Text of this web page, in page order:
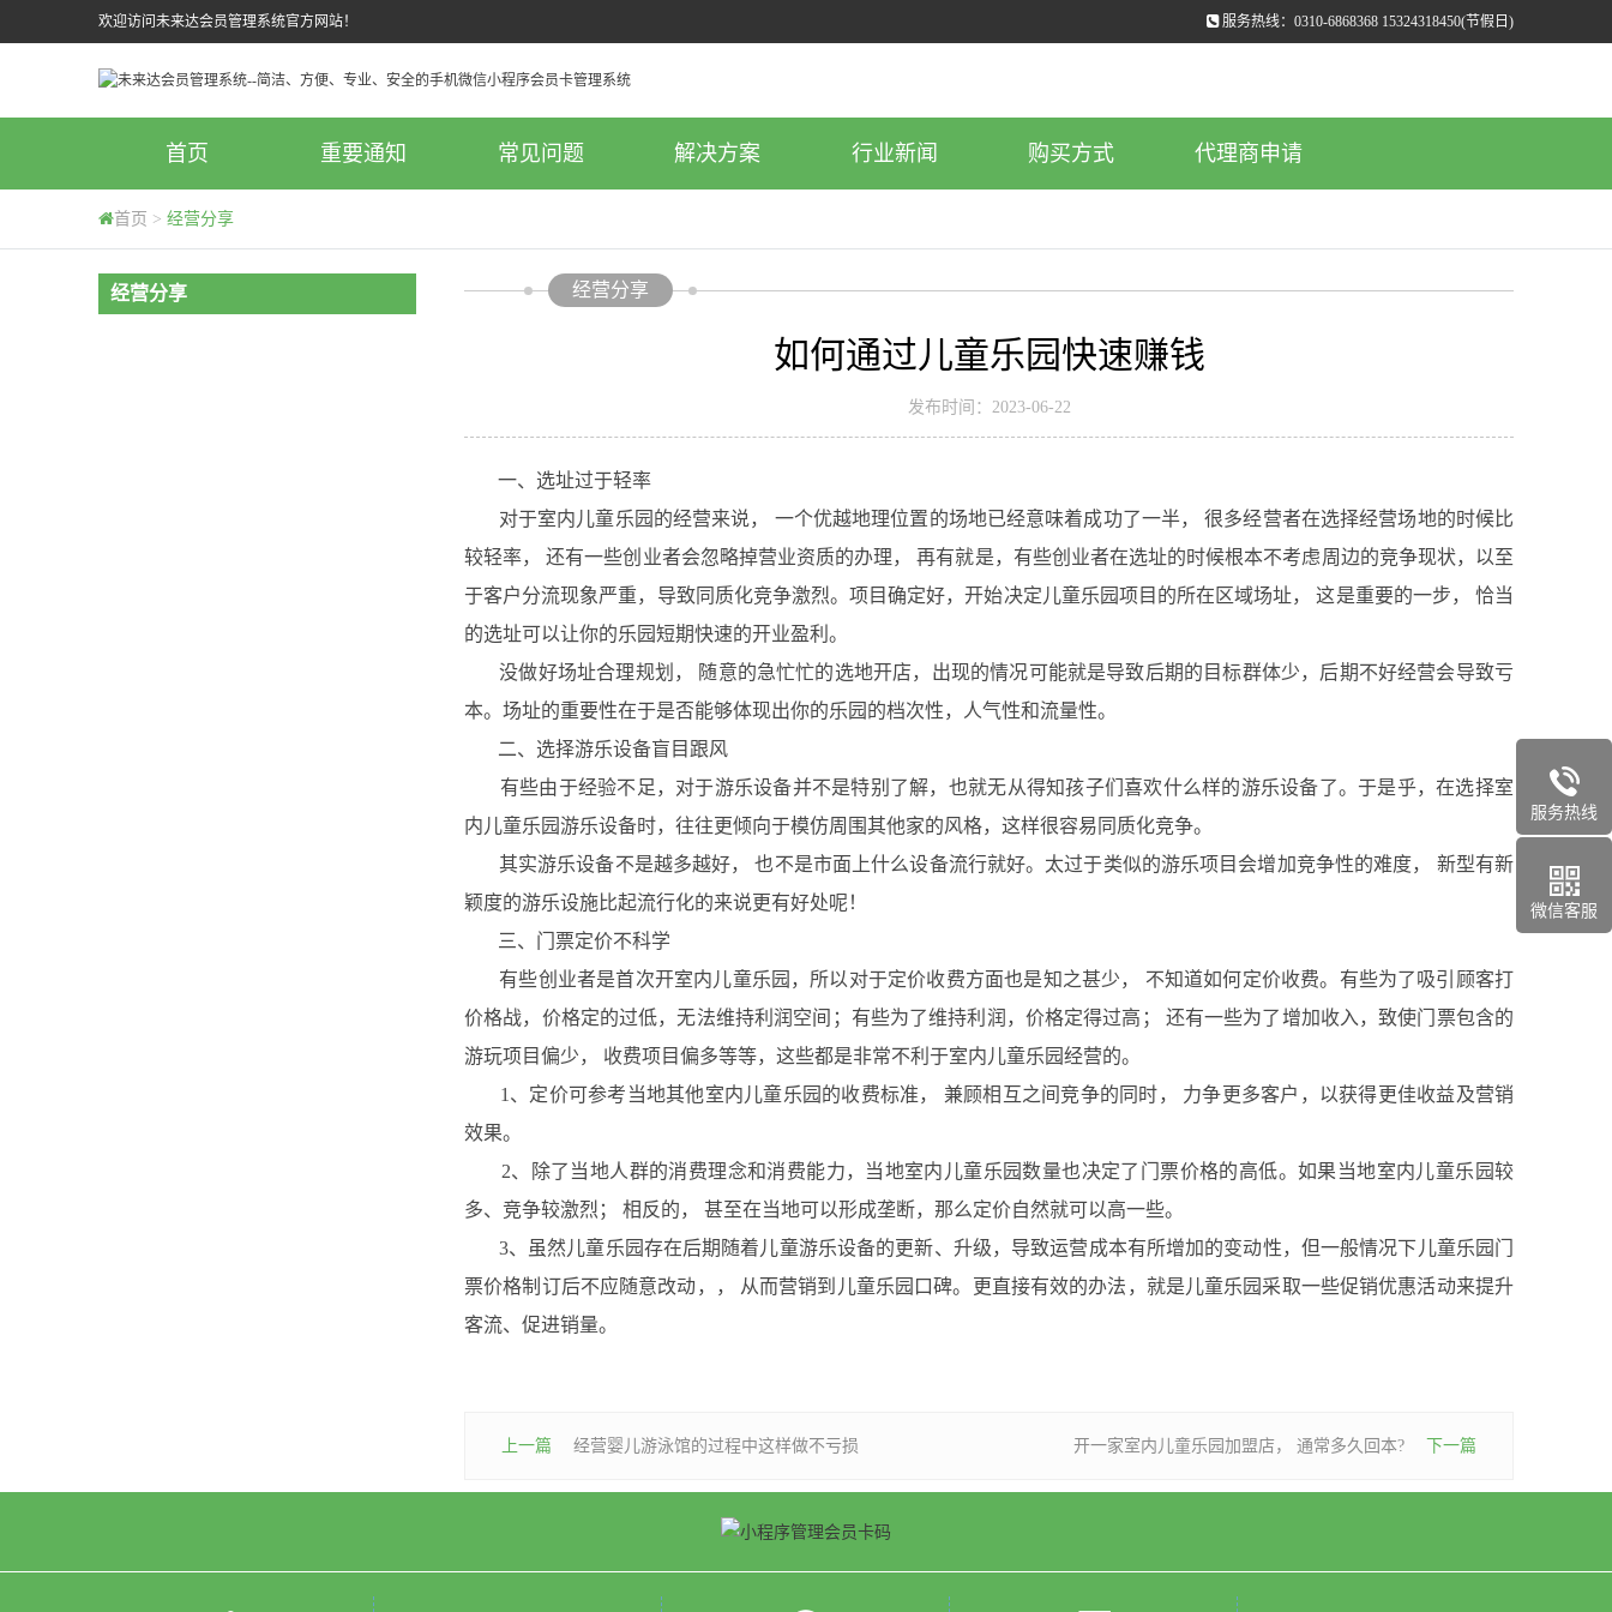
服务热线：0310-6868368 15324318450(节假日)
欢迎访问未来达会员管理系统官方网站！
首页 重要通知 常见问题 解决方案 行业新闻 购买方式 代理商申请
首页 > 经营分享
经营分享 经营分享
如何通过儿童乐园快速赚钱
发布时间：2023-06-22
一、选址过于轻率
对于室内儿童乐园的经营来说， 一个优越地理位置的场地已经意味着成功了一半， 很多经营者在选择经营场地的时候比
较轻率， 还有一些创业者会忽略掉营业资质的办理， 再有就是，有些创业者在选址的时候根本不考虑周边的竞争现状，以至
于客户分流现象严重，导致同质化竞争激烈。项目确定好，开始决定儿童乐园项目的所在区域场址， 这是重要的一步， 恰当
的选址可以让你的乐园短期快速的开业盈利。
没做好场址合理规划， 随意的急忙忙的选地开店，出现的情况可能就是导致后期的目标群体少，后期不好经营会导致亏
本。场址的重要性在于是否能够体现出你的乐园的档次性，人气性和流量性。
二、选择游乐设备盲目跟风
有些由于经验不足，对于游乐设备并不是特别了解，也就无从得知孩子们喜欢什么样的游乐设备了。于是乎，在选择室
内儿童乐园游乐设备时，往往更倾向于模仿周围其他家的风格，这样很容易同质化竞争。
其实游乐设备不是越多越好， 也不是市面上什么设备流行就好。太过于类似的游乐项目会增加竞争性的难度， 新型有新
颖度的游乐设施比起流行化的来说更有好处呢！
三、门票定价不科学
有些创业者是首次开室内儿童乐园，所以对于定价收费方面也是知之甚少， 不知道如何定价收费。有些为了吸引顾客打
价格战，价格定的过低，无法维持利润空间；有些为了维持利润，价格定得过高； 还有一些为了增加收入，致使门票包含的
游玩项目偏少， 收费项目偏多等等，这些都是非常不利于室内儿童乐园经营的。
1、定价可参考当地其他室内儿童乐园的收费标准， 兼顾相互之间竞争的同时， 力争更多客户，以获得更佳收益及营销
效果。
2、除了当地人群的消费理念和消费能力，当地室内儿童乐园数量也决定了门票价格的高低。如果当地室内儿童乐园较
多、竞争较激烈； 相反的， 甚至在当地可以形成垄断，那么定价自然就可以高一些。
3、虽然儿童乐园存在后期随着儿童游乐设备的更新、升级，导致运营成本有所增加的变动性，但一般情况下儿童乐园门
票价格制订后不应随意改动，， 从而营销到儿童乐园口碑。更直接有效的办法，就是儿童乐园采取一些促销优惠活动来提升
客流、促进销量。
上一篇 经营婴儿游泳馆的过程中这样做不亏损 下一篇
开一家室内儿童乐园加盟店， 通常多久回本?
服务热线
微信客服